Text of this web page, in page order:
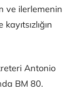
ve ilerlemenin
Antonio
BM 80.